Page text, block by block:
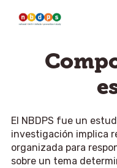
El NBDPS fue un
investigación implica
organizada para
sobre un tema